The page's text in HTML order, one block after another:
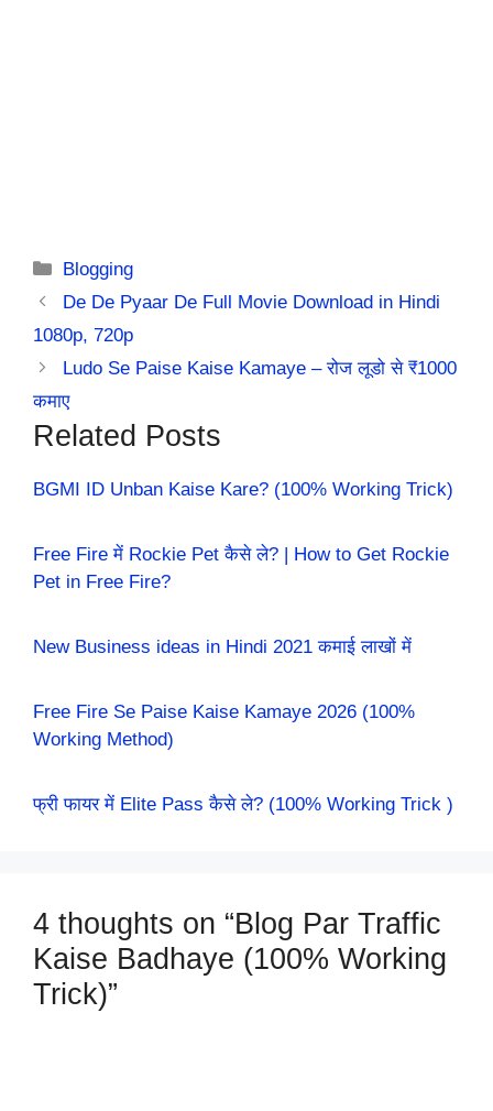
Categories
Blogging
De De Pyaar De Full Movie Download in Hindi
1080p, 720p
Ludo Se Paise Kaise Kamaye – रोज लूडो से ₹1000
कमाए
Related Posts
BGMI ID Unban Kaise Kare? (100% Working Trick)
Free Fire में Rockie Pet कैसे ले? | How to Get Rockie
Pet in Free Fire?
New Business ideas in Hindi 2021 कमाई लाखों में
Free Fire Se Paise Kaise Kamaye 2026 (100%
Working Method)
फ्री फायर में Elite Pass कैसे ले? (100% Working Trick )
4 thoughts on “Blog Par Traffic
Kaise Badhaye (100% Working
Trick)”